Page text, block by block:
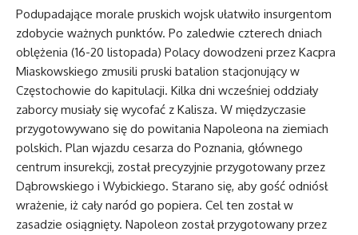
Podupadające morale pruskich wojsk ułatwiło insurgentom
zdobycie ważnych punktów. Po zaledwie czterech dniach
oblężenia (16-20 listopada) Polacy dowodzeni przez Kacpra
Miaskowskiego zmusili pruski batalion stacjonujący w
Częstochowie do kapitulacji. Kilka dni wcześniej oddziały
zaborcy musiały się wycofać z Kalisza. W międzyczasie
przygotowywano się do powitania Napoleona na ziemiach
polskich. Plan wjazdu cesarza do Poznania, głównego
centrum insurekcji, został precyzyjnie przygotowany przez
Dąbrowskiego i Wybickiego. Starano się, aby gość odniósł
wrażenie, iż cały naród go popiera. Cel ten został w
zasadzie osiągnięty. Napoleon został przygotowany przez